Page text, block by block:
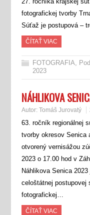
fotografickej tvorby
Súťaž je postupová –
ČÍTAŤ VIAC
FOTOGRAFIA,
2023
NÁHLIKOVA
Autor: Tomáš Jurovatý
63. ročník regionálnej
tvorby okresov Senica
otvorený vernisážou
2023 o 17.00 hod v
Náhlikova Senica
celoštátnej postupovej
fotografickej…
ČÍTAŤ VIAC